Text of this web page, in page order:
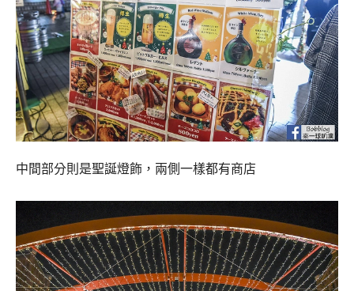
中間部分則是聖誕燈飾，兩側一樣都有商店